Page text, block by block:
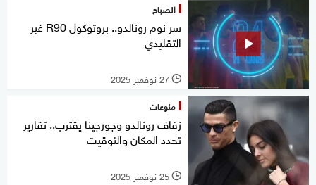
الصباح
سر نوم رونالدو.. بروتوكول R90 غير
التقليدي
l 27 نوفمبر 2025
منوعات
زفاف رونالدو وجورجينا يقترب.. تقارير
تحدد المكان والتوقيت
l 25 نوفمبر 2025